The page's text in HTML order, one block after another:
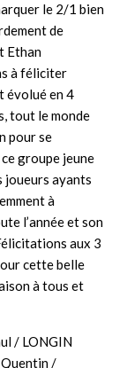
le 2/1 bien
de
Ethan
à féliciter
évolué en 4
tout le monde
pour se
groupe jeune
joueurs ayants
à
l’année et son
aux 3
cette belle
à tous et
/ LONGIN
/